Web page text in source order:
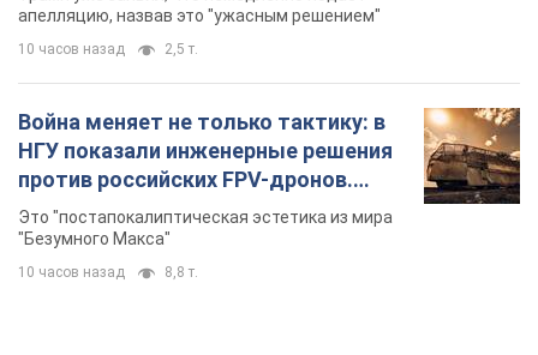
долларов
апелляцию, назвав это "ужасным решением"
10 часов назад 2,5 т.
Война меняет не только тактику: в
НГУ показали инженерные решения
против российских FPV-дронов.
Фото
Это "постапокалиптическая эстетика из мира
"Безумного Макса"
10 часов назад 8,8 т.